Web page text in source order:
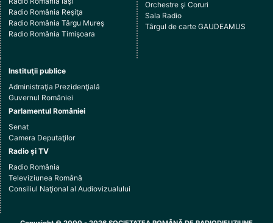
Radio România Reşiţa
Radio România Târgu Mureş
Radio România Timişoara
Orchestre şi Coruri
Sala Radio
Târgul de carte GAUDEAMUS
Instituţii publice
Administraţia Prezidenţială
Guvernul României
Parlamentul României
Senat
Camera Deputaţilor
Radio şi TV
Radio România
Televiziunea Română
Consiliul Naţional al Audiovizualului